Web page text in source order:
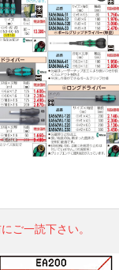
ご一読下さい。